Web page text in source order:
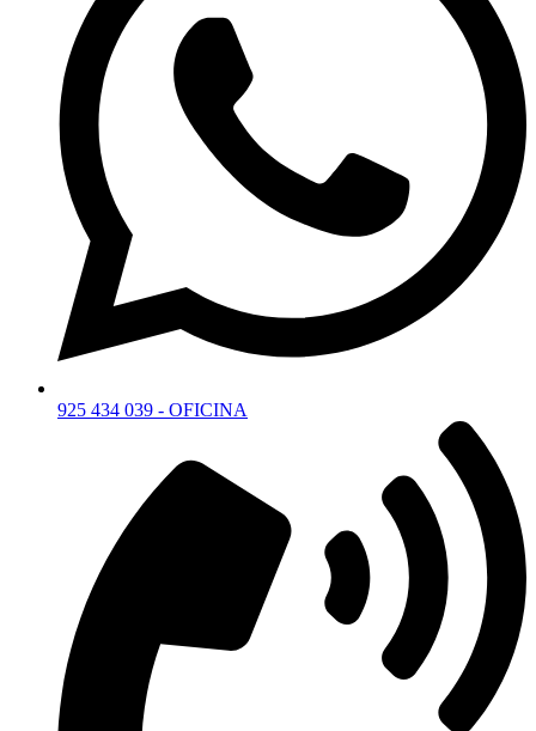
925 434 039 - OFICINA